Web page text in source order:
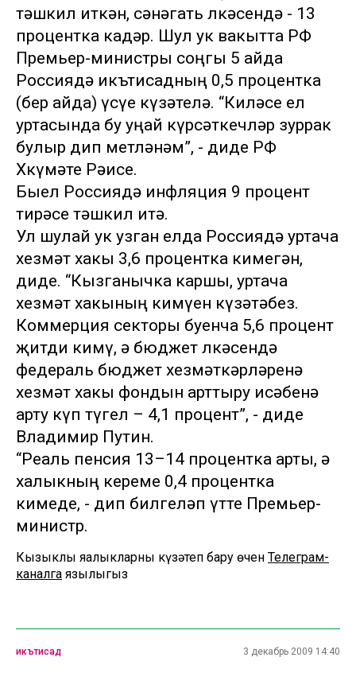
тәшкил иткән, сәнәгать өлкәсендә - 13
процентка кадәр. Шул ук вакытта РФ
Премьер-министры соңгы 5 айда
Россиядә икътисадның 0,5 процентка
(бер айда) үсүе күзәтелә. “Киләсе ел
уртасында бу уңай күрсәткечләр зуррак
булыр дип өметләнәм”, - диде РФ
Хөкүмәте Рәисе.
Быел Россиядә инфляция 9 процент
тирәсе тәшкил итә.
Ул шулай ук узган елда Россиядә уртача
хезмәт хакы 3,6 процентка кимегән,
диде. “Кызганычка каршы, уртача
хезмәт хакының кимүен күзәтәбез.
Коммерция секторы буенча 5,6 процент
җитди кимү, ә бюджет өлкәсендә
федераль бюджет хезмәткәрләренә
хезмәт хакы фондын арттыру исәбенә
арту күп түгел – 4,1 процент”, - диде
Владимир Путин.
“Реаль пенсия 13–14 процентка арты, ә
халыкның кереме 0,4 процентка
кимеде, - дип билгеләп үтте Премьер-
министр.
Кызыклы яңалыкларны күзәтеп бару өчен Телеграм-
каналга язылыгыз
икътисад 3 декабрь 2009 14:40